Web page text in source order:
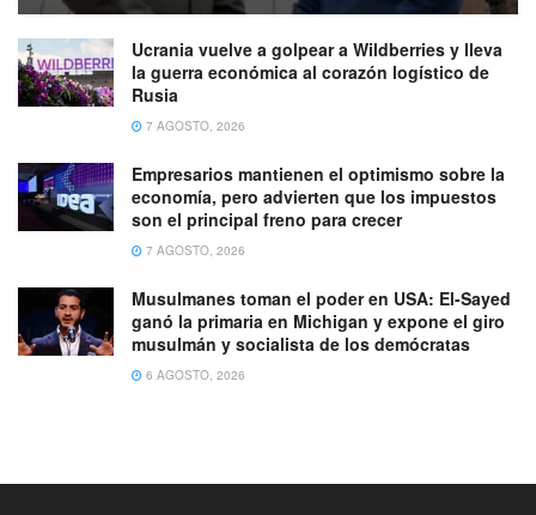
Ucrania vuelve a golpear a Wildberries y lleva
la guerra económica al corazón logístico de
Rusia
7 AGOSTO, 2026
Empresarios mantienen el optimismo sobre la
economía, pero advierten que los impuestos
son el principal freno para crecer
7 AGOSTO, 2026
Musulmanes toman el poder en USA: El-Sayed
ganó la primaria en Michigan y expone el giro
musulmán y socialista de los demócratas
6 AGOSTO, 2026